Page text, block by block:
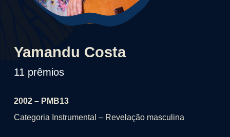
Yamandu Costa
11 prêmios
2002 – PMB13
Categoria Instrumental – Revelação masculina